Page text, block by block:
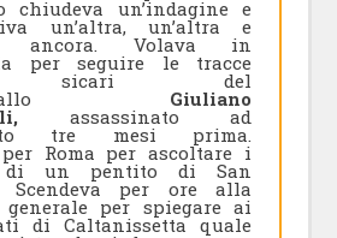
chiudeva un’indagine e
un’altra, un’altra e
ancora. Volava in
per seguire le tracce
sicari del
Giuliano
assassinato ad
tre mesi prima.
Roma per ascoltare i
di un pentito di San
Scendeva per ore alla
generale per spiegare ai
di Caltanissetta quale